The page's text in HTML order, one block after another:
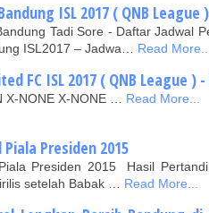
ISL 2017 ( QNB League
Tadi Sore - Daftar Jadwal
ISL2017 – Jadwa…
Read More...
FC ISL 2017 ( QNB League )
X-NONE X-NONE … Read More...
Presiden 2015
Presiden 2015 Hasil
setelah Babak …
Read More...